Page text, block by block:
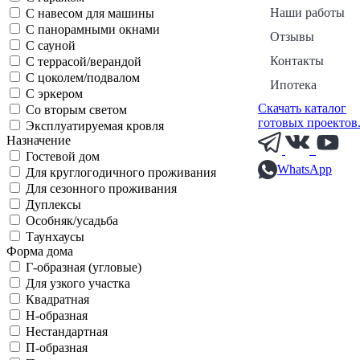
Наши работы
Отзывы
Контакты
Ипотека
Скачать каталог
готовых
WhatsApp
С навесом для машины
С панорамными окнами
С сауной
С террасой/верандой
С цоколем/подвалом
С эркером
Со вторым светом
Эксплуатируемая кровля
Назначение
Гостевой дом
Для круглогодичного проживания
Для сезонного проживания
Дуплексы
Особняк/усадьба
Таунхаусы
Форма дома
Г-образная (угловые)
Для узкого участка
Квадратная
Н-образная
Нестандартная
П-образная